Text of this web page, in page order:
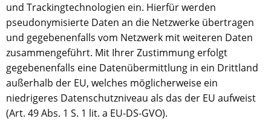
und Trackingtechnologien ein. Hierfür werden
pseudonymisierte Daten an die Netzwerke übertragen
und gegebenenfalls vom Netzwerk mit weiteren Daten
zusammengeführt. Mit Ihrer Zustimmung erfolgt
gegebenenfalls eine Datenübermittlung in ein Drittland
außerhalb der EU, welches möglicherweise ein
niedrigeres Datenschutzniveau als das der EU aufweist
(Art. 49 Abs. 1 S. 1 lit. a EU-DS-GVO).